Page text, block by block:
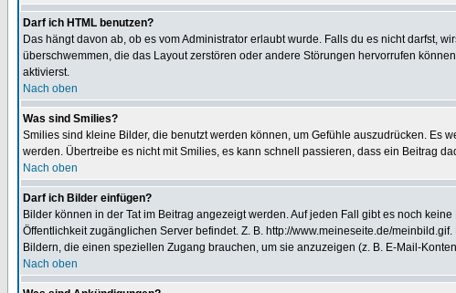
Darf ich HTML benutzen?
Das hängt davon ab, ob es vom Administrator erlaubt wurde. Falls du es nicht darfst,
überschwemmen, die das Layout zerstören oder andere Störungen hervorrufen
aktivierst.
Nach oben
Was sind Smilies?
Smilies sind kleine Bilder, die benutzt werden können, um Gefühle auszudrücken. Es
werden. Übertreibe es nicht mit Smilies, es kann schnell passieren, dass ein Beitrag
Nach oben
Darf ich Bilder einfügen?
Bilder können in der Tat im Beitrag angezeigt werden. Auf jeden Fall gibt es noch
Öffentlichkeit zugänglichen Server befindet. Z. B. http://www.meineseite.de/
Bildern, die einen speziellen Zugang brauchen, um sie anzuzeigen (z. B. E-Mail-
Nach oben